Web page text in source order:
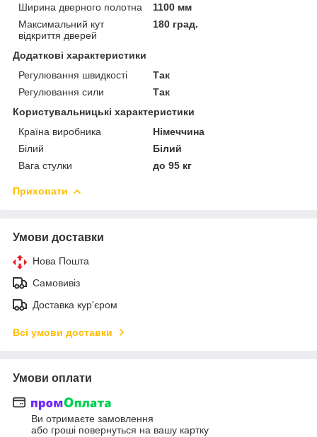
Ширина дверного полотна
1100 мм
Максимальний кут
відкриття дверей
180 град.
Додаткові характеристики
Регулювання швидкості
Так
Регулювання сили
Так
Користувальницькі характеристики
Країна виробника
Німеччина
Білий
Білий
Вага стулки
до 95 кг
Приховати
Умови доставки
Нова Пошта
Самовивіз
Доставка кур'єром
Всі умови доставки
Умови оплати
Ви отримаєте замовлення
або гроші повернуться на вашу картку